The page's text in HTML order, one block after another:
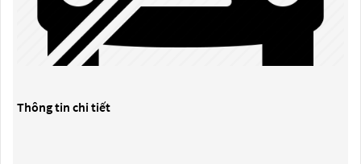
Thông tin chi tiết